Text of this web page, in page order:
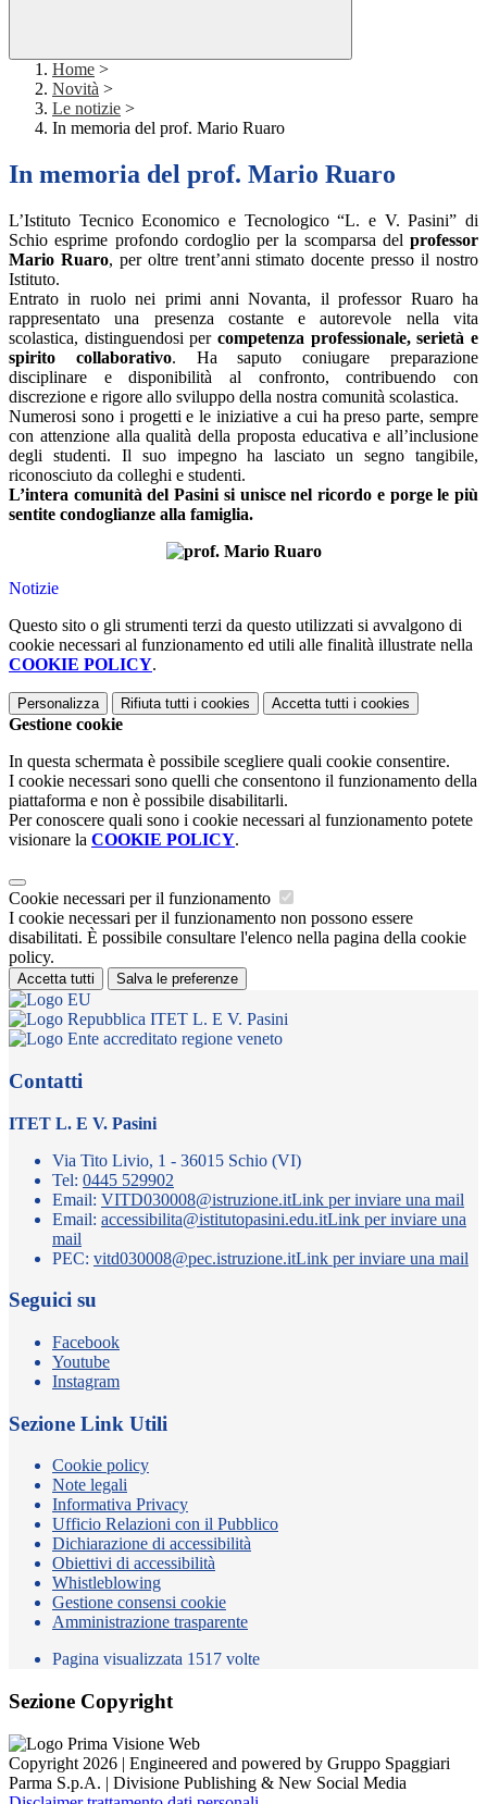
Home >
Novità >
Le notizie >
In memoria del prof. Mario Ruaro
In memoria del prof. Mario Ruaro
L’Istituto Tecnico Economico e Tecnologico “L. e V. Pasini” di
Schio esprime profondo cordoglio per la scomparsa del professor
Mario Ruaro, per oltre trent’anni stimato docente presso il nostro
Istituto.
Entrato in ruolo nei primi anni Novanta, il professor Ruaro ha
rappresentato una presenza costante e autorevole nella vita
scolastica, distinguendosi per competenza professionale, serietà e
spirito collaborativo. Ha saputo coniugare preparazione
disciplinare e disponibilità al confronto, contribuendo con
discrezione e rigore allo sviluppo della nostra comunità scolastica.
Numerosi sono i progetti e le iniziative a cui ha preso parte, sempre
con attenzione alla qualità della proposta educativa e all’inclusione
degli studenti. Il suo impegno ha lasciato un segno tangibile,
riconosciuto da colleghi e studenti.
L’intera comunità del Pasini si unisce nel ricordo e porge le più
sentite condoglianze alla famiglia.
Notizie
Questo sito o gli strumenti terzi da questo utilizzati si avvalgono di
cookie necessari al funzionamento ed utili alle finalità illustrate nella
COOKIE POLICY.
Personalizza Rifiuta tutti i cookies Accetta tutti i cookies
Gestione cookie
In questa schermata è possibile scegliere quali cookie consentire.
I cookie necessari sono quelli che consentono il funzionamento della
piattaforma e non è possibile disabilitarli.
Per conoscere quali sono i cookie necessari al funzionamento potete
visionare la COOKIE POLICY.
Cookie necessari per il funzionamento
I cookie necessari per il funzionamento non possono essere
disabilitati. È possibile consultare l'elenco nella pagina della cookie
policy.
Accetta tutti Salva le preferenze
ITET L. E V. Pasini
Contatti
ITET L. E V. Pasini
Via Tito Livio, 1 - 36015 Schio (VI)
Tel: 0445 529902
Email: VITD030008@istruzione.itLink per inviare una mail
Email: accessibilita@istitutopasini.edu.itLink per inviare una
mail
PEC: vitd030008@pec.istruzione.itLink per inviare una mail
Seguici su
Facebook
Youtube
Instagram
Sezione Link Utili
Cookie policy
Note legali
Informativa Privacy
Ufficio Relazioni con il Pubblico
Dichiarazione di accessibilità
Obiettivi di accessibilità
Whistleblowing
Gestione consensi cookie
Amministrazione trasparente
Pagina visualizzata 1517 volte
Sezione Copyright
Copyright 2026 | Engineered and powered by Gruppo Spaggiari
Parma S.p.A. | Divisione Publishing & New Social Media